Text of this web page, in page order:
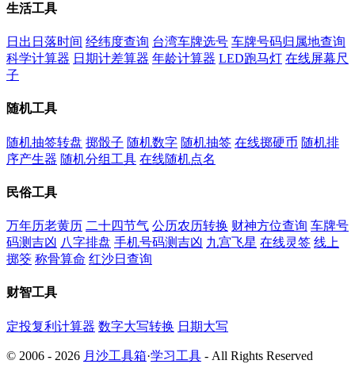
生活工具
日出日落时间 经纬度查询 台湾车牌选号 车牌号码归属地查询
科学计算器 日期计差算器 年龄计算器 LED跑马灯 在线屏幕尺
子
随机工具
随机抽签转盘 掷骰子 随机数字 随机抽签 在线掷硬币 随机排
序产生器 随机分组工具 在线随机点名
民俗工具
万年历老黄历 二十四节气 公历农历转换 财神方位查询 车牌号
码测吉凶 八字排盘 手机号码测吉凶 九宫飞星 在线灵签 线上
掷筊 称骨算命 红沙日查询
财智工具
定投复利计算器 数字大写转换 日期大写
© 2006 - 2026 月沙工具箱·学习工具 - All Rights Reserved